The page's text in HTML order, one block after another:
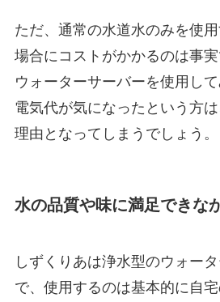
ただ、 通常の水道水のみを使
場合にコストがかかるのは事実
ウォーターサーバーを使用し
電気代が気になったという方
理由となってしまうでしょう。
水の品質や味に満足できな
しずくりあは浄水型のウォー
で、使用するのは基本的に自宅